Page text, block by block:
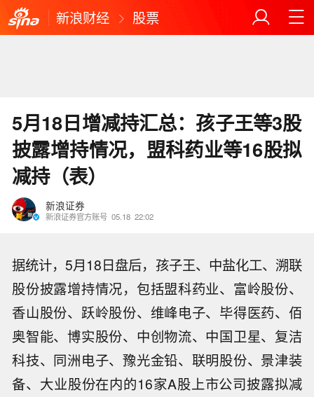
新浪财经 股票
5月18日增减持汇总：孩子王等3股
披露增持情况，盟科药业等16股拟
减持（表）
新浪证券
新浪证券官方账号 05.18 22:02
据统计，5月18日盘后，孩子王、中盐化工、溯联
股份披露增持情况，包括盟科药业、富岭股份、
香山股份、跃岭股份、维峰电子、毕得医药、佰
奥智能、博实股份、中创物流、中国卫星、复洁
科技、同洲电子、豫光金铅、联明股份、景津装
备、大业股份在内的16家A股上市公司披露拟减